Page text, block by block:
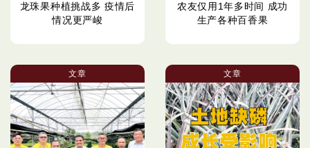
龙珠果种植挑战多 疫情后
情况更严峻
农友仅用1年多时间 成功
生产各种百香果
文章 文章